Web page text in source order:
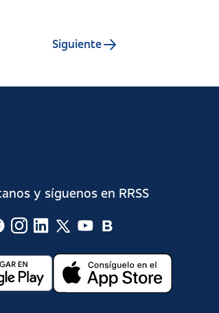
Siguiente
y síguenos en RRSS